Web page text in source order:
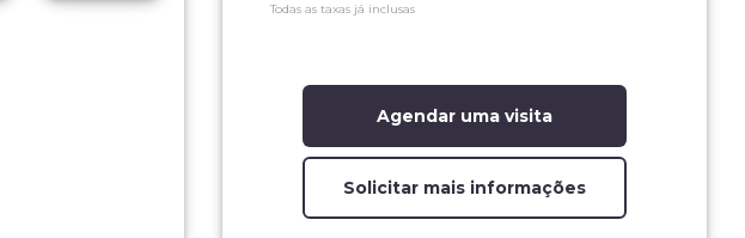
Todas as taxas já inclusas
Agendar uma visita
Solicitar mais informações